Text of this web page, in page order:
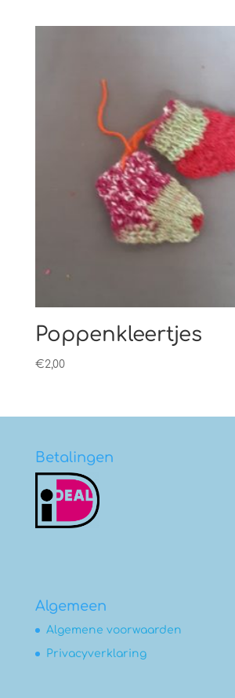
Poppenkleertjes
€2,00
Betalingen
Algemeen
Algemene voorwaarden
Privacyverklaring